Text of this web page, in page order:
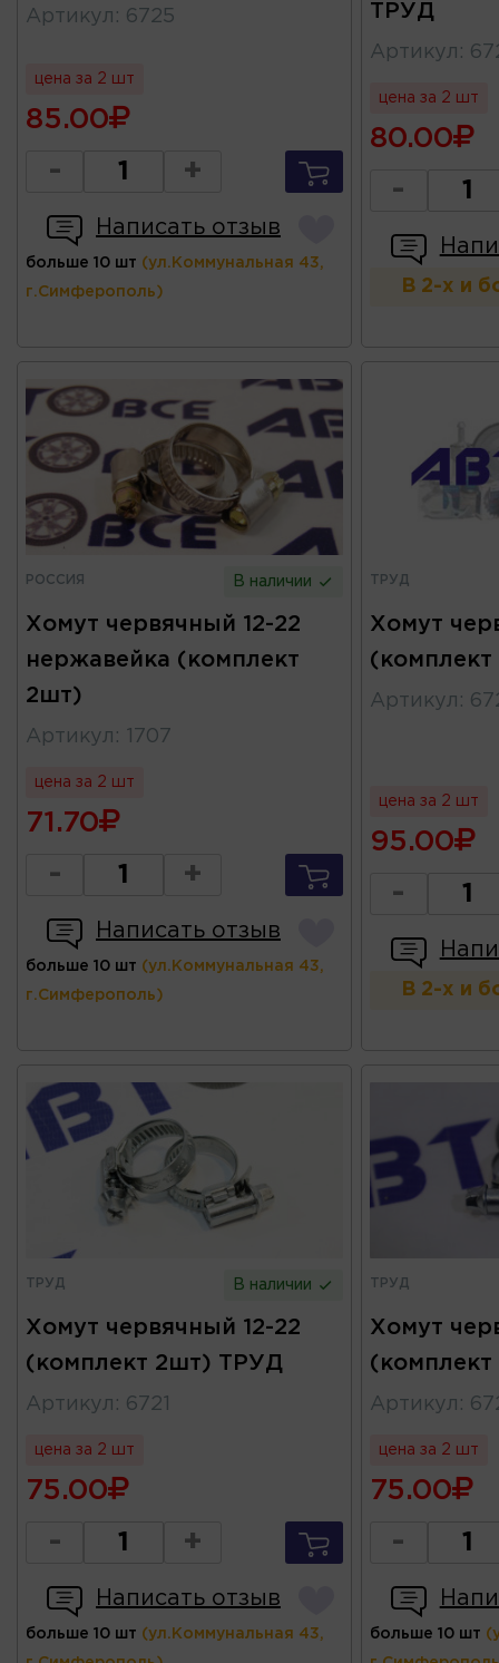
Артикул : 6725
цена за 2 шт
85.00
- +
Написать отзыв
больше 10 шт (ул.Коммунальная 43,
г.Симферополь)
ТРУД
Артикул :
цена за 2 шт
80.00
-
В 2-х и
РОССИЯ В наличии
Хомут червячный 12-22
нержавейка (комплект
2шт)
Артикул : 1707
цена за 2 шт
71.70
- +
Написать отзыв
больше 10 шт (ул.Коммунальная 43,
г.Симферополь)
ТРУД
Хомут
Артикул :
цена за 2 шт
95.00
-
В 2-х и
ТРУД В наличии
Хомут червячный 12-22
(комплект 2шт) ТРУД
Артикул : 6721
цена за 2 шт
75.00
- +
Написать отзыв
больше 10 шт (ул.Коммунальная 43,
ТРУД
Хомут
Артикул :
цена за 2 шт
75.00
-
больше 10 шт